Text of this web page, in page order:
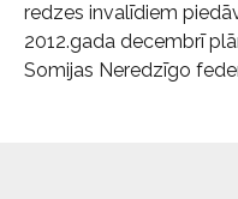
redzes invalīdiem
2012.gada decembrī
Somijas Neredzīgo